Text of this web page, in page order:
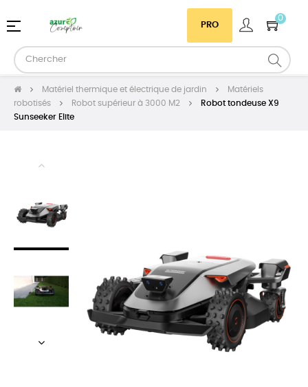
PRO
0
Basculer
navigation
☰
Matériel thermique et électrique de jardin
Matériels
robotisés
Robot supérieur à 3000 M2
Robot tondeuse X9
Sunseeker Elite